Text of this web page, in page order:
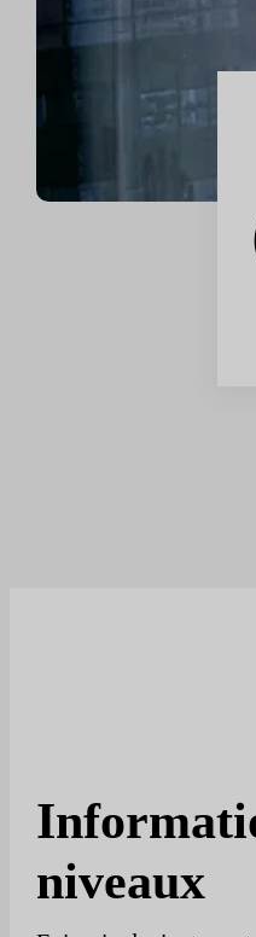
niveaux